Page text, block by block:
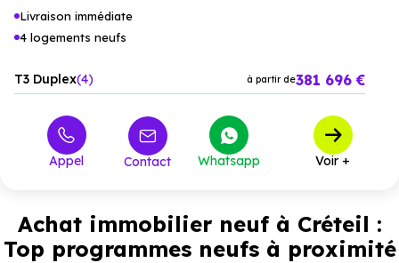
professionnelle en font un choix judicieux pour un
investissement LMNP, alliant
Livraison immédiate
4 logements neufs
T3 Duplex 4 à partir de381 696 €
Appel Contact Whatsapp Voir +
Achat immobilier neuf à Créteil :
Top programmes neufs à proximité